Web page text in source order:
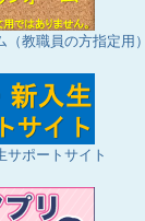
教職員の方指定用）
ポートサイト